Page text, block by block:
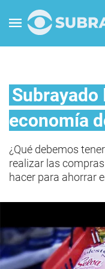
Subrayado
economía
¿Qué debemos
realizar las
hacer para ahorrar